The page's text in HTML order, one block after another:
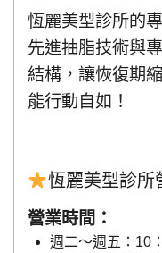
恆麗美型診所的
先進抽脂技術與
結構，讓恢復期
能行動自如！
恆麗美型診所
營業時間：
週二～週五：10